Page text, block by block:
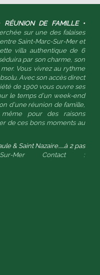
RÉUNION DE FAMILLE •
sur une des falaises
Saint-Marc-Sur-Mer et
villa authentique de 6
par son charme, son
Vous vivrez au rythme
Avec son accès direct
de 1900 vous ouvre ses
le temps d’un week-end
d’une réunion de famille,
pour des raisons
de ces bons moments au
& Saint Nazaire......à 2 pas
MerContact :